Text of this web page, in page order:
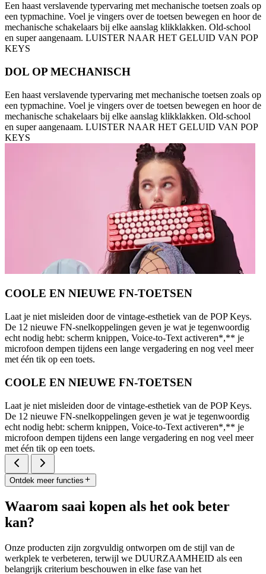
Een haast verslavende typervaring met mechanische toetsen zoals op
een typmachine. Voel je vingers over de toetsen bewegen en hoor de
mechanische schakelaars bij elke aanslag klikklakken. Old-school
en super aangenaam. LUISTER NAAR HET GELUID VAN POP
KEYS
DOL OP MECHANISCH
Een haast verslavende typervaring met mechanische toetsen zoals op
een typmachine. Voel je vingers over de toetsen bewegen en hoor de
mechanische schakelaars bij elke aanslag klikklakken. Old-school
en super aangenaam. LUISTER NAAR HET GELUID VAN POP
KEYS
COOLE EN NIEUWE FN-TOETSEN
Laat je niet misleiden door de vintage-esthetiek van de POP Keys.
De 12 nieuwe FN-snelkoppelingen geven je wat je tegenwoordig
echt nodig hebt: scherm knippen, Voice-to-Text activeren*,** je
microfoon dempen tijdens een lange vergadering en nog veel meer
met één tik op een toets.
COOLE EN NIEUWE FN-TOETSEN
Laat je niet misleiden door de vintage-esthetiek van de POP Keys.
De 12 nieuwe FN-snelkoppelingen geven je wat je tegenwoordig
echt nodig hebt: scherm knippen, Voice-to-Text activeren*,** je
microfoon dempen tijdens een lange vergadering en nog veel meer
met één tik op een toets.
Ontdek meer functies
Waarom saai kopen als het ook beter
kan?
Onze producten zijn zorgvuldig ontworpen om de stijl van de
werkplek te verbeteren, terwijl we DUURZAAMHEID als een
belangrijk criterium beschouwen in elke fase van het